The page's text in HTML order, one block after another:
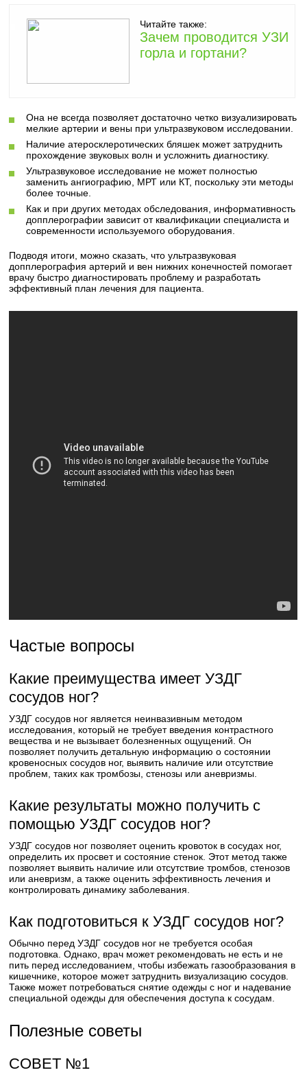
Читайте также:
Зачем проводится УЗИ
горла и гортани?
Она не всегда позволяет достаточно четко визуализировать
мелкие артерии и вены при ультразвуковом исследовании.
Наличие атеросклеротических бляшек может затруднить
прохождение звуковых волн и усложнить диагностику.
Ультразвуковое исследование не может полностью
заменить ангиографию, МРТ или КТ, поскольку эти методы
более точные.
Как и при других методах обследования, информативность
допплерографии зависит от квалификации специалиста и
современности используемого оборудования.
Подводя итоги, можно сказать, что ультразвуковая
допплерография артерий и вен нижних конечностей помогает
врачу быстро диагностировать проблему и разработать
эффективный план лечения для пациента.
Частые вопросы
Какие преимущества имеет УЗДГ
сосудов ног?
УЗДГ сосудов ног является неинвазивным методом
исследования, который не требует введения контрастного
вещества и не вызывает болезненных ощущений. Он
позволяет получить детальную информацию о состоянии
кровеносных сосудов ног, выявить наличие или отсутствие
проблем, таких как тромбозы, стенозы или аневризмы.
Какие результаты можно получить с
помощью УЗДГ сосудов ног?
УЗДГ сосудов ног позволяет оценить кровоток в сосудах ног,
определить их просвет и состояние стенок. Этот метод также
позволяет выявить наличие или отсутствие тромбов, стенозов
или аневризм, а также оценить эффективность лечения и
контролировать динамику заболевания.
Как подготовиться к УЗДГ сосудов ног?
Обычно перед УЗДГ сосудов ног не требуется особая
подготовка. Однако, врач может рекомендовать не есть и не
пить перед исследованием, чтобы избежать газообразования в
кишечнике, которое может затруднить визуализацию сосудов.
Также может потребоваться снятие одежды с ног и надевание
специальной одежды для обеспечения доступа к сосудам.
Полезные советы
СОВЕТ №1